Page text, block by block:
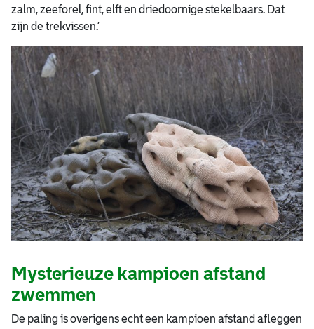
zalm, zeeforel, fint, elft en driedoornige stekelbaars. Dat
zijn de trekvissen.’
Mysterieuze kampioen afstand
zwemmen
De paling is overigens echt een kampioen afstand afleggen